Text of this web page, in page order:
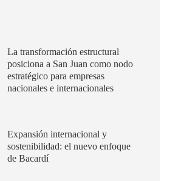
La transformación estructural
posiciona a San Juan como nodo
estratégico para empresas
nacionales e internacionales
Expansión internacional y
sostenibilidad: el nuevo enfoque
de Bacardí